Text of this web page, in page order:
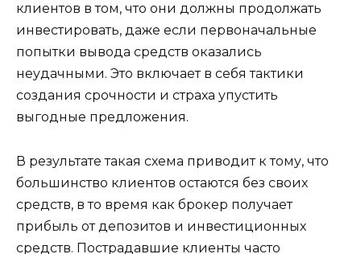
клиентов в том, что они должны продолжать
инвестировать, даже если первоначальные
попытки вывода средств оказались
неудачными. Это включает в себя тактики
создания срочности и страха упустить
выгодные предложения.
В результате такая схема приводит к тому, что
большинство клиентов остаются без своих
средств, в то время как брокер получает
прибыль от депозитов и инвестиционных
средств. Пострадавшие клиенты часто